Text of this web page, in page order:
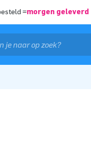
=morgen geleverd